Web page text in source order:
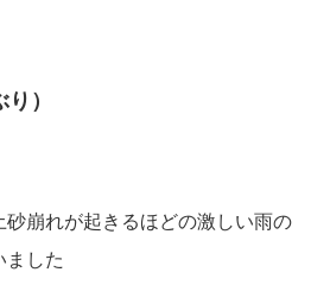
）
砂崩れが起きるほどの激しい雨の
ました